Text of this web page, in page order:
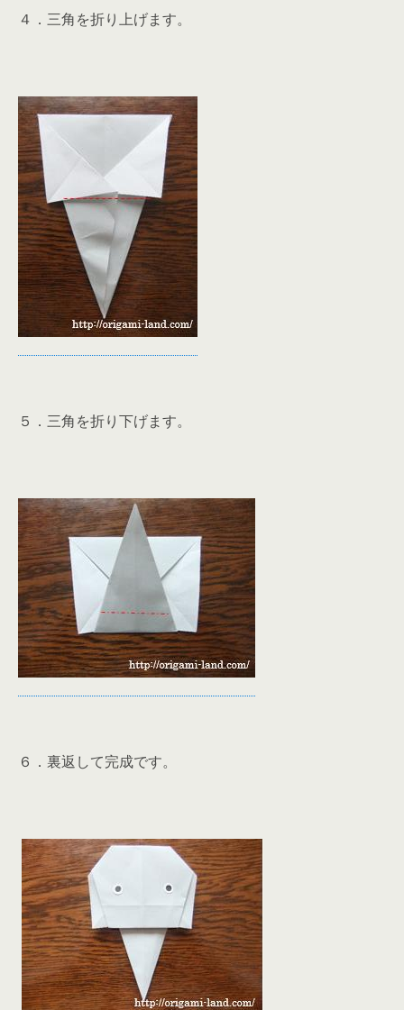
４．三角を折り上げます。
５．三角を折り下げます。
６．裏返して完成です。